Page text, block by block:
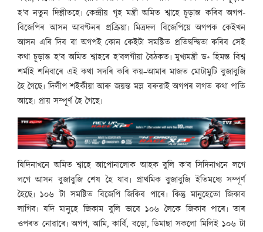
হ’ব নতুন দিল্লীতহে৷ কেন্দ্ৰীয় গৃহ মন্ত্ৰী অমিত শ্বাহে চূড়ান্ত কৰিব অগপ-
বিজেপিৰ আসন আবণ্টনৰ প্ৰক্ৰিয়া৷ মিত্ৰদল বিজেপিয়ে অগপক কেইখন
আসন এৰি দিব বা অগপই কোন কেইটা সমষ্টিত প্ৰতিদ্বন্দ্বিতা কৰিব সেই
কথা চূড়ান্ত হ’ব অমিত শ্বাহৰে হ’বলগীয়া বৈঠকত৷ মুখ্যমন্ত্ৰী ড॰ হিমন্ত বিশ্ব
শৰ্মাই শনিবাৰে এই কথা সদৰি কৰি কয়–আমাৰ মাজত মোটামুটি বুজাবুজি
হৈ গৈছে৷ দিলীপ শইকীয়া আৰু জয়ন্ত মল্ল বৰুৱাই অগপৰ লগত কথা পাতি
আছে৷ প্ৰায় সম্পূৰ্ণ হৈ গৈছে৷
যিদিনাখনে অমিত শ্বাহে আপোনালোক আহক বুলি ক’ব সিদিনাখনে লগে
লগে আসন বুজাবুজি শেষ হৈ যাব৷ প্ৰাথমিক বুজাবুজি ইতিমধ্যে সম্পূৰ্ণ
হৈছে৷ ১০৬ টা সমষ্টিত বিজেপি জিকিব পাৰে৷ কিন্তু মানুহেতো জিকাব
লাগিব৷ যদি মানুহে জিকাম বুলি ভাবে ১০৬ লৈকে জিকাব পাৰে৷ তাৰ
ওপৰত নোৱাৰে৷ অগপ, আমি, কাৰ্বি, বড়ো, ডিমাছা সকলো মিলিই ১০৬ টা